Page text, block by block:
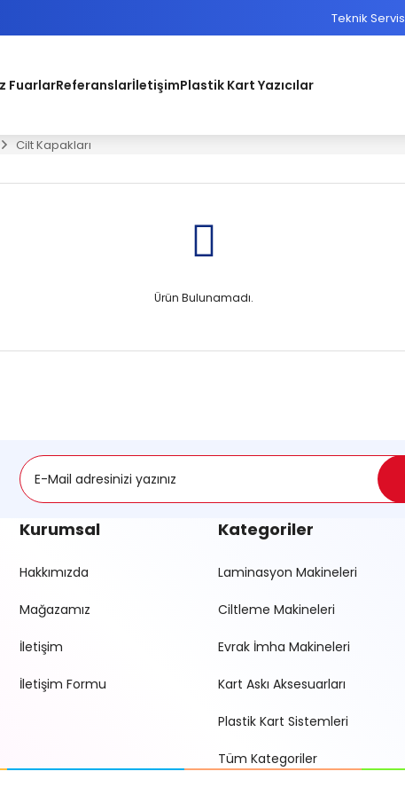
Teknik Servis
FuarlarReferanslarİletişimPlastik Kart Yazıcılar
Cilt Kapakları
Ürün Bulunamadı.
Kurumsal
Hakkımızda
Mağazamız
İletişim
İletişim Formu
Kategoriler
Laminasyon Makineleri
Ciltleme Makineleri
Evrak İmha Makineleri
Kart Askı Aksesuarları
Plastik Kart Sistemleri
Tüm Kategoriler